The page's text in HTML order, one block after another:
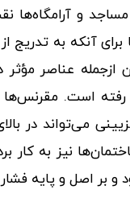
مساجد و
آنکه به تدریج
عناصر مؤثر
رفته است. مقرنس‌ها
می‌تواند در بالای
نیز به کار
بر اصل و پایه فشار